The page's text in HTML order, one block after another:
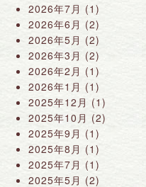
2026年7月 (1)
2026年6月 (2)
2026年5月 (2)
2026年3月 (2)
2026年2月 (1)
2026年1月 (1)
2025年12月 (1)
2025年10月 (2)
2025年9月 (1)
2025年8月 (1)
2025年7月 (1)
2025年5月 (2)